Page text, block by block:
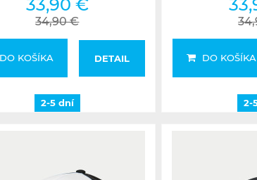
33,90 €
34,90 €
KOŠÍKA DETAIL
2-5 dní
DO KOŠÍKA
2-